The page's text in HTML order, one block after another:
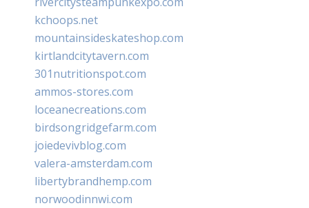
kchoops.net
mountainsideskateshop.com
kirtlandcitytavern.com
301nutritionspot.com
ammos-stores.com
loceanecreations.com
birdsongridgefarm.com
joiedevivblog.com
valera-amsterdam.com
libertybrandhemp.com
norwoodinnwi.com